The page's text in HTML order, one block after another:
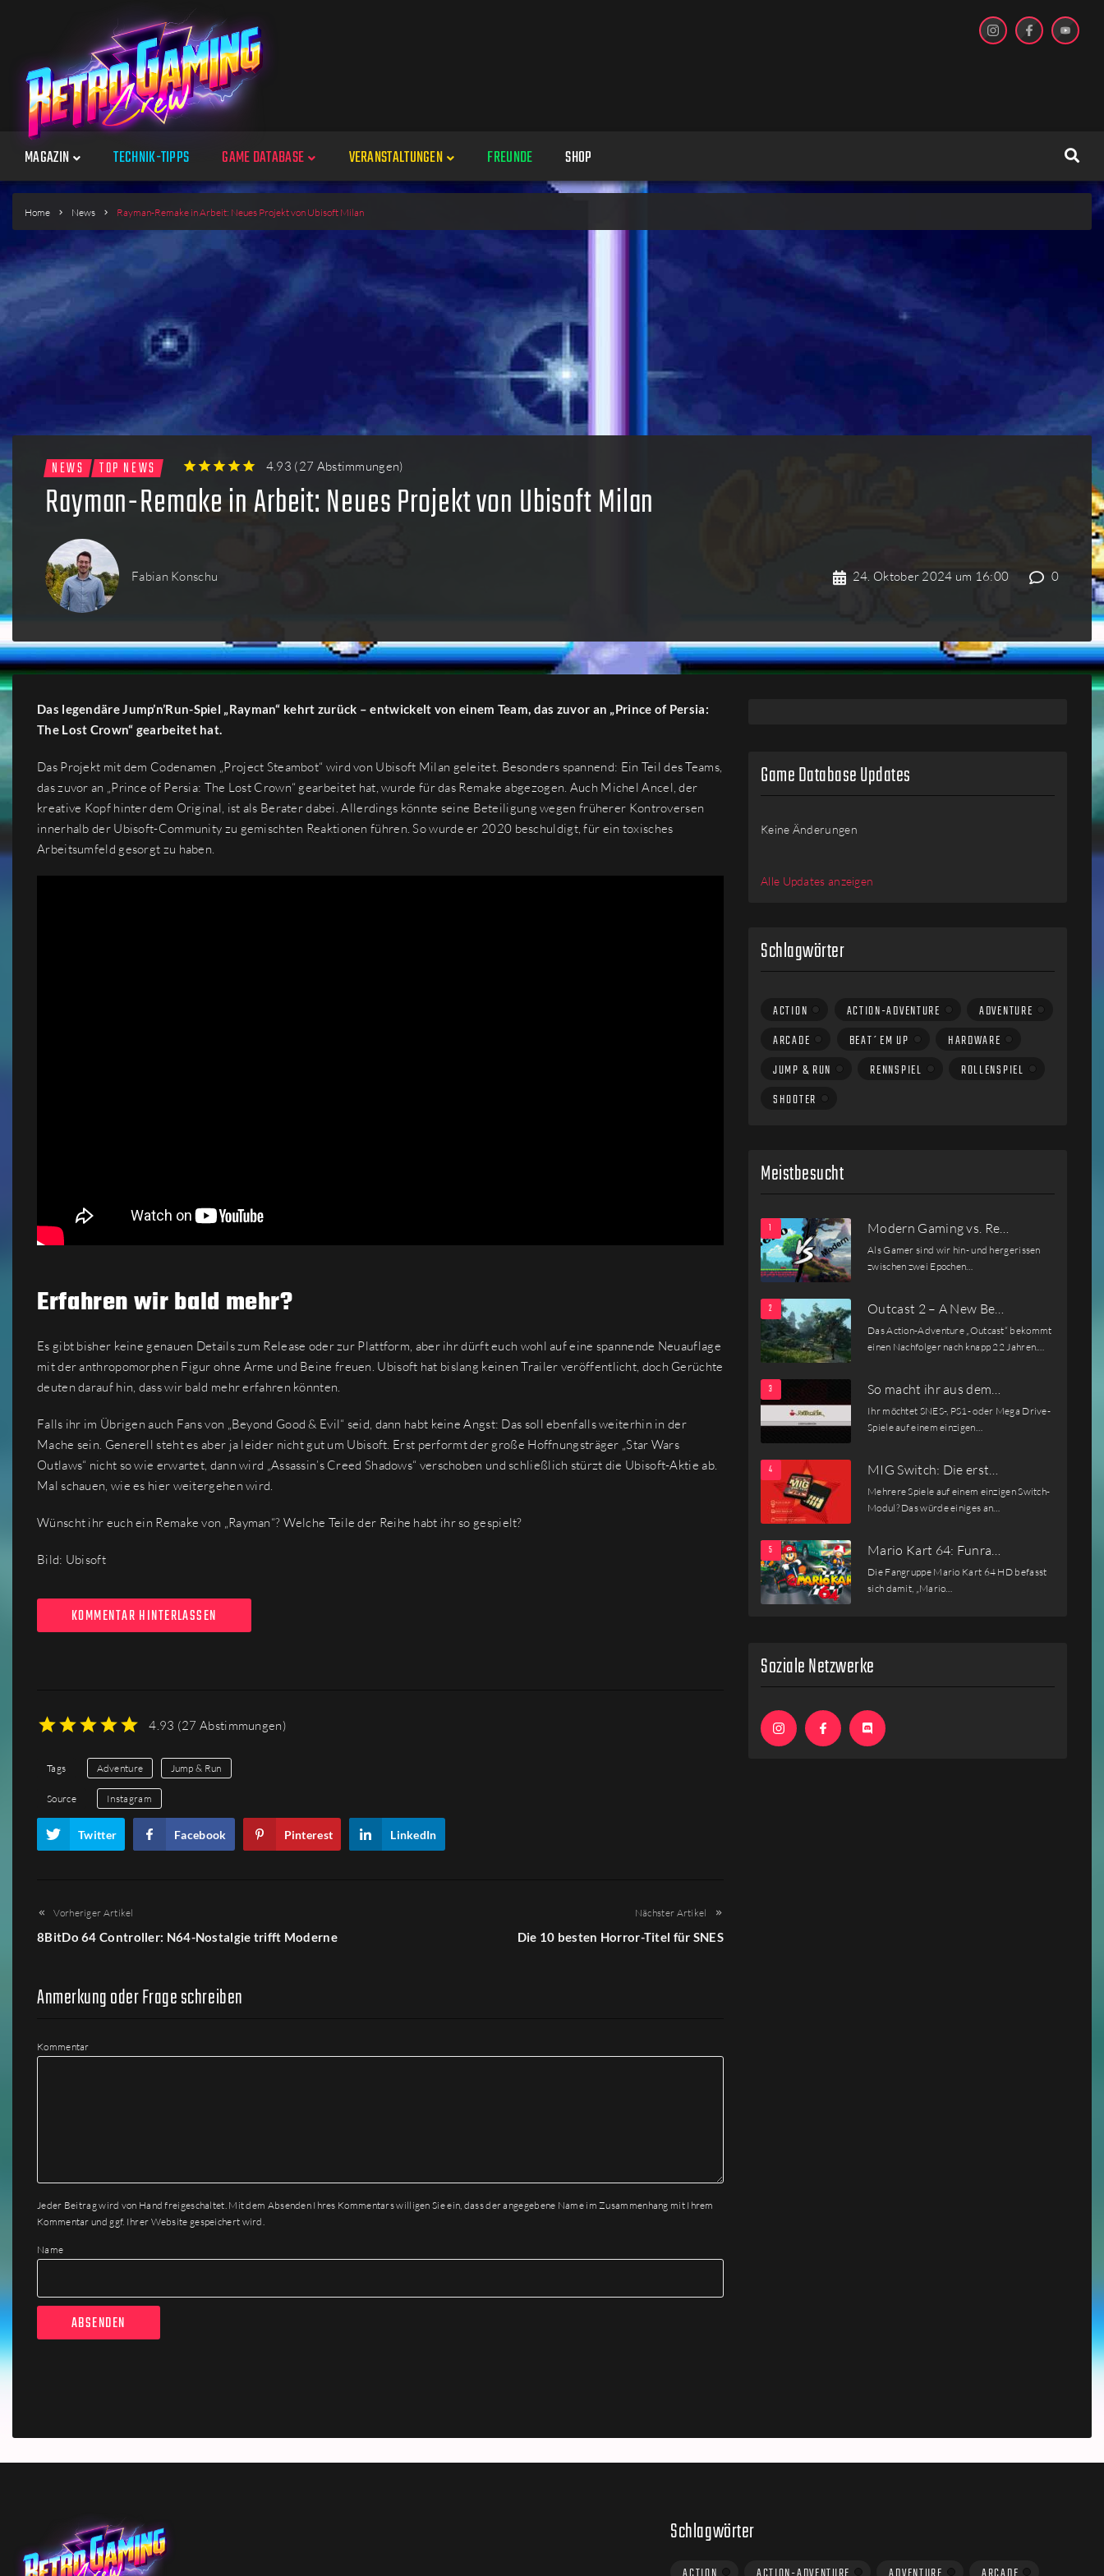
MAGAZIN TECHNIK-TIPPS GAME DATABASE
Alle
Perspektiven
Menschen
VERANSTALTUNGEN FREUNDE SHOP
Home News Rayman-Remake in Arbeit: Neues Projekt von Ubisoft Milan
NEWS TOP NEWS 4.93 (27 Abstimmungen)
Rayman-Remake in Arbeit: Neues Projekt von Ubisoft Milan
Fabian Konschu 24. Oktober 2024 um 16:00 0
Das legendäre Jump’n’Run-Spiel „Rayman“ kehrt zurück – entwickelt von einem Team, das zuvor an „Prince of Persia:
The Lost Crown“ gearbeitet hat.
Das Projekt mit dem Codenamen „Project Steambot“ wird von Ubisoft Milan geleitet. Besonders spannend: Ein Teil des Teams,
das zuvor an „Prince of Persia: The Lost Crown“ gearbeitet hat, wurde für das Remake abgezogen. Auch Michel Ancel, der
kreative Kopf hinter dem Original, ist als Berater dabei. Allerdings könnte seine Beteiligung wegen früherer Kontroversen
innerhalb der Ubisoft-Community zu gemischten Reaktionen führen. So wurde er 2020 beschuldigt, für ein toxisches
Arbeitsumfeld gesorgt zu haben.
Erfahren wir bald mehr?
Es gibt bisher keine genauen Details zum Release oder zur Plattform, aber ihr dürft euch wohl auf eine spannende Neuauflage
mit der anthropomorphen Figur ohne Arme und Beine freuen. Ubisoft hat bislang keinen Trailer veröffentlicht, doch Gerüchte
deuten darauf hin, dass wir bald mehr erfahren könnten.
Falls ihr im Übrigen auch Fans von „Beyond Good & Evil“ seid, dann habt keine Angst: Das soll ebenfalls weiterhin in der
Mache sein. Generell steht es aber ja leider nicht gut um Ubisoft. Erst performt der große Hoffnungsträger „Star Wars
Outlaws“ nicht so wie erwartet, dann wird „Assassin’s Creed Shadows“ verschoben und schließlich stürzt die Ubisoft-Aktie ab.
Mal schauen, wie es hier weitergehen wird.
Wünscht ihr euch ein Remake von „Rayman“? Welche Teile der Reihe habt ihr so gespielt?
Bild: Ubisoft
KOMMENTAR HINTERLASSEN
4.93 (27 Abstimmungen)
Tags Adventure Jump & Run
Source Instagram
Twitter Facebook Pinterest LinkedIn
Vorheriger Artikel
8BitDo 64 Controller: N64-Nostalgie trifft Moderne
Nächster Artikel
Die 10 besten Horror-Titel für SNES
Anmerkung oder Frage schreiben
Kommentar
Jeder Beitrag wird von Hand freigeschaltet. Mit dem Absenden Ihres Kommentars willigen Sie ein, dass der angegebene Name im Zusammenhang mit Ihrem
Kommentar und ggf. Ihrer Website gespeichert wird.
Name
Game Database Updates
Keine Änderungen
Alle Updates anzeigen
Schlagwörter
ACTION ACTION-ADVENTURE
ADVENTURE
ARCADE
BEAT´EM UP
HARDWARE
JUMP & RUN
RENNSPIEL
ROLLENSPIEL
SHOOTER
Meistbesucht
Modern Gaming vs. Re…
Als Gamer sind wir hin- und hergerissen
zwischen zwei Epochen…
Outcast 2 – A New Be…
Das Action-Adventure „Outcast“ bekommt
einen Nachfolger nach knapp 22 Jahren.…
So macht ihr aus dem…
Ihr möchtet SNES-, PS1- oder Mega Drive-
Spiele auf einem einzigen…
MIG Switch: Die erst…
Mehrere Spiele auf einem einzigen Switch-
Modul? Das würde einiges an…
Mario Kart 64: Funra…
Die Fangruppe Mario Kart 64 HD befasst
sich damit, „Mario…
Soziale Netzwerke
Schlagwörter